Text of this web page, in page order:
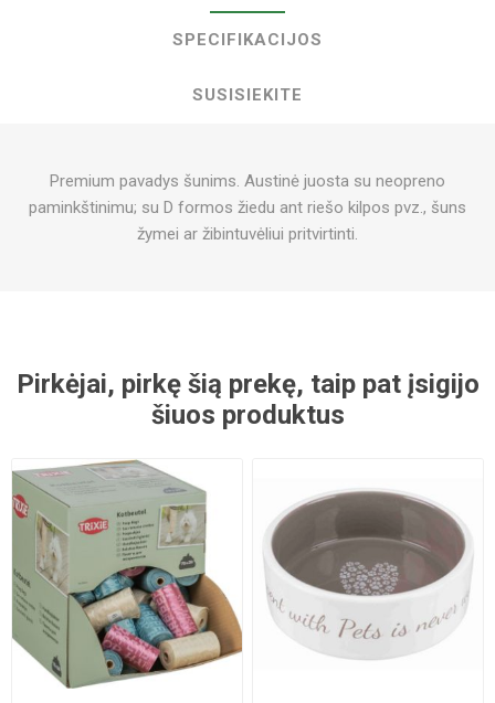
SPECIFIKACIJOS
SUSISIEKITE
Premium pavadys šunims. Austinė juosta su neopreno
paminkštinimu; su D formos žiedu ant riešo kilpos pvz., šuns
žymei ar žibintuvėliui pritvirtinti.
Pirkėjai, pirkę šią prekę, taip pat įsigijo
šiuos produktus